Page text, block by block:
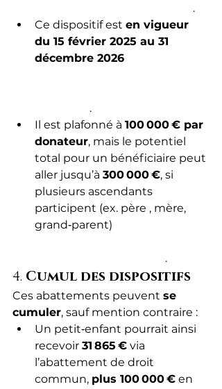
.
Ce dispositif est en vigueur
du 15 février 2025 au 31
décembre 2026
.
Il est plafonné à 100 000 € par
donateur, mais le potentiel
total pour un bénéficiaire peut
aller jusqu’à 300 000 €, si
plusieurs ascendants
participent (ex. père , mère,
grand‑parent)
.
4. Cumul des dispositifs
Ces abattements peuvent se
cumuler, sauf mention contraire :
Un petit‑enfant pourrait ainsi
recevoir 31 865 € via
l’abattement de droit
commun, plus 100 000 € en